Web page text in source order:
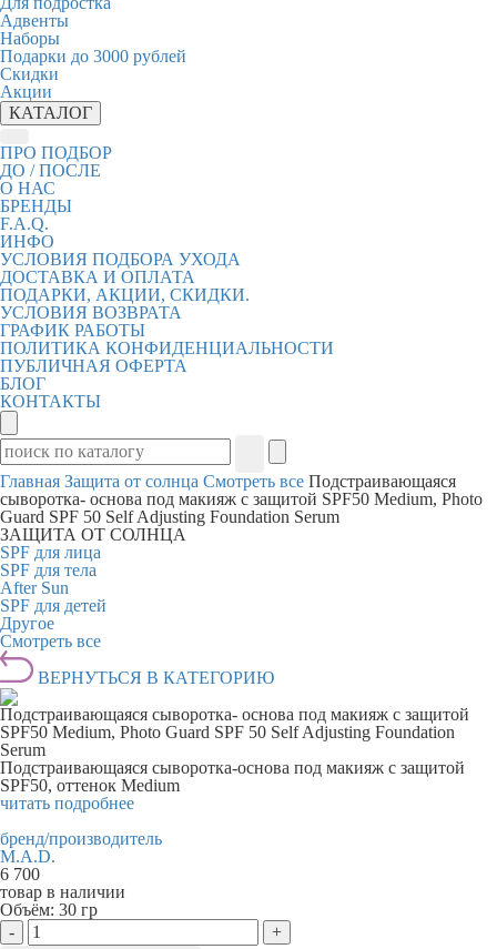
Адвенты
Наборы
Подарки до 3000 рублей
Скидки
Акции
КАТАЛОГ
ПРО ПОДБОР
ДО / ПОСЛЕ
О НАС
БРЕНДЫ
F.A.Q.
ИНФО
УСЛОВИЯ ПОДБОРА УХОДА
ДОСТАВКА И ОПЛАТА
ПОДАРКИ, АКЦИИ, СКИДКИ.
УСЛОВИЯ ВОЗВРАТА
ГРАФИК РАБОТЫ
ПОЛИТИКА КОНФИДЕНЦИАЛЬНОСТИ
ПУБЛИЧНАЯ ОФЕРТА
БЛОГ
КОНТАКТЫ
Главная Защита от солнца Смотреть все Подстраивающаяся
сыворотка- основа под макияж с защитой SPF50 Medium, Photo
Guard SPF 50 Self Adjusting Foundation Serum
ЗАЩИТА ОТ СОЛНЦА
SPF для лица
SPF для тела
After Sun
SPF для детей
Другое
Смотреть все
ВЕРНУТЬСЯ В КАТЕГОРИЮ
Подстраивающаяся сыворотка- основа под макияж с защитой
SPF50 Medium, Photo Guard SPF 50 Self Adjusting Foundation
Serum
Подстраивающаяся сыворотка-основа под макияж с защитой
SPF50, оттенок Medium
читать подробнее
бренд/производитель
M.A.D.
6 700
товар в наличии
Объём: 30 гр
-
+